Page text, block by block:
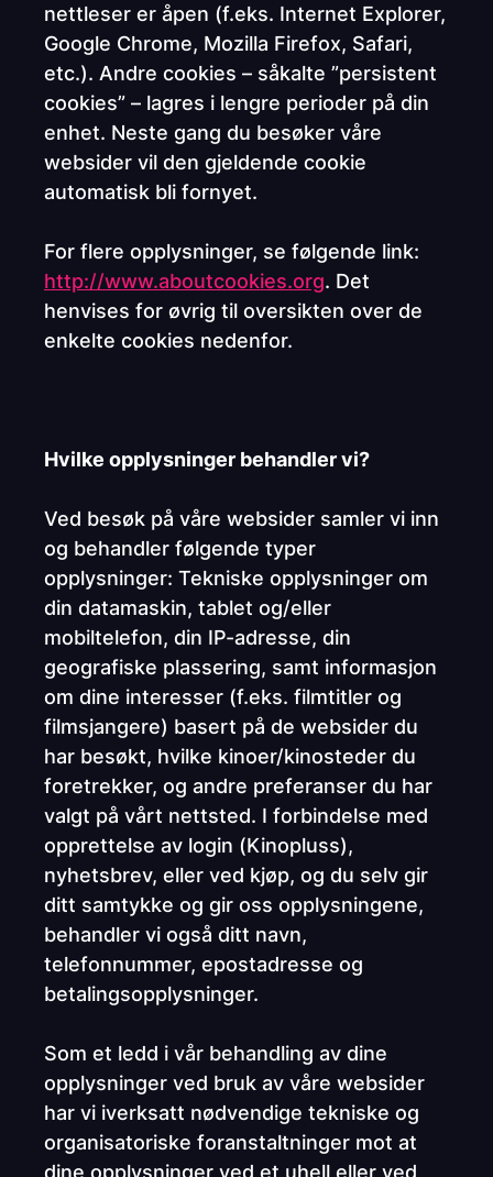
nettleser er åpen (f.eks. Internet Explorer,
Google Chrome, Mozilla Firefox, Safari,
etc.). Andre cookies – såkalte ”persistent
cookies” – lagres i lengre perioder på din
enhet. Neste gang du besøker våre
websider vil den gjeldende cookie
automatisk bli fornyet.
For flere opplysninger, se følgende link:
http://www.aboutcookies.org. Det
henvises for øvrig til oversikten over de
enkelte cookies nedenfor.
Hvilke opplysninger behandler vi?
Ved besøk på våre websider samler vi inn
og behandler følgende typer
opplysninger: Tekniske opplysninger om
din datamaskin, tablet og/eller
mobiltelefon, din IP-adresse, din
geografiske plassering, samt informasjon
om dine interesser (f.eks. filmtitler og
filmsjangere) basert på de websider du
har besøkt, hvilke kinoer/kinosteder du
foretrekker, og andre preferanser du har
valgt på vårt nettsted. I forbindelse med
opprettelse av login (Kinopluss),
nyhetsbrev, eller ved kjøp, og du selv gir
ditt samtykke og gir oss opplysningene,
behandler vi også ditt navn,
telefonnummer, epostadresse og
betalingsopplysninger.
Som et ledd i vår behandling av dine
opplysninger ved bruk av våre websider
har vi iverksatt nødvendige tekniske og
organisatoriske foranstaltninger mot at
dine opplysninger ved et uhell eller ved